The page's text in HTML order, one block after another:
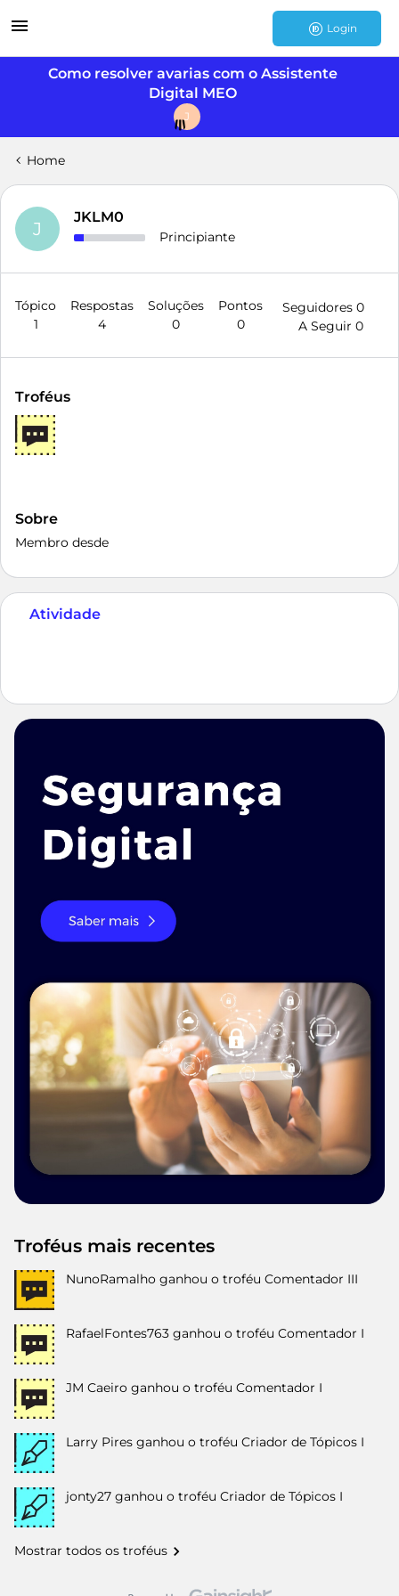
Login
Como resolver avarias com o Assistente
Digital MEO
J
Home
J
JKLM0
Principiante
Tópico
1
Respostas
4
Soluções
0
Pontos
0
Seguidores 0
A Seguir 0
Troféus
Sobre
Membro desde
Atividade
Troféus mais recentes
NunoRamalho ganhou o troféu Comentador III
RafaelFontes763 ganhou o troféu Comentador I
JM Caeiro ganhou o troféu Comentador I
Larry Pires ganhou o troféu Criador de Tópicos I
jonty27 ganhou o troféu Criador de Tópicos I
Mostrar todos os troféus